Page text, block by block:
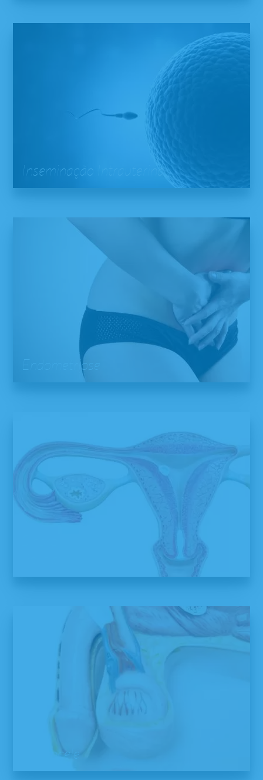
Inseminação Intrauterina
Endometriose
Varicocele